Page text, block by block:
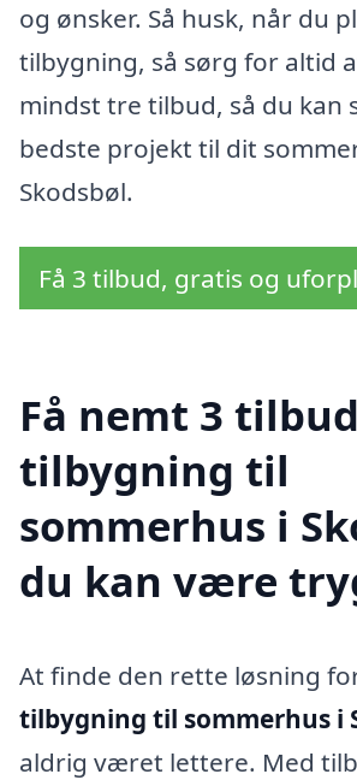
og ønsker. Så husk, når du
tilbygning, så sørg for altid
mindst tre tilbud, så du kan
bedste projekt til dit
Skodsbøl.
Få 3 tilbud, gratis og
Få nemt 3
tilbygning til
sommerhus i
du kan være
At finde den rette løsning
tilbygning til sommerhus i
aldrig været lettere. Med